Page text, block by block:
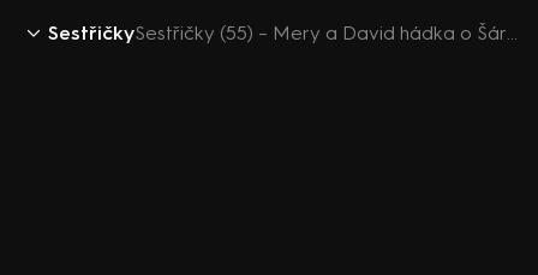
Sestřičky Sestřičky (55) – Mery a David hádka o Šárku